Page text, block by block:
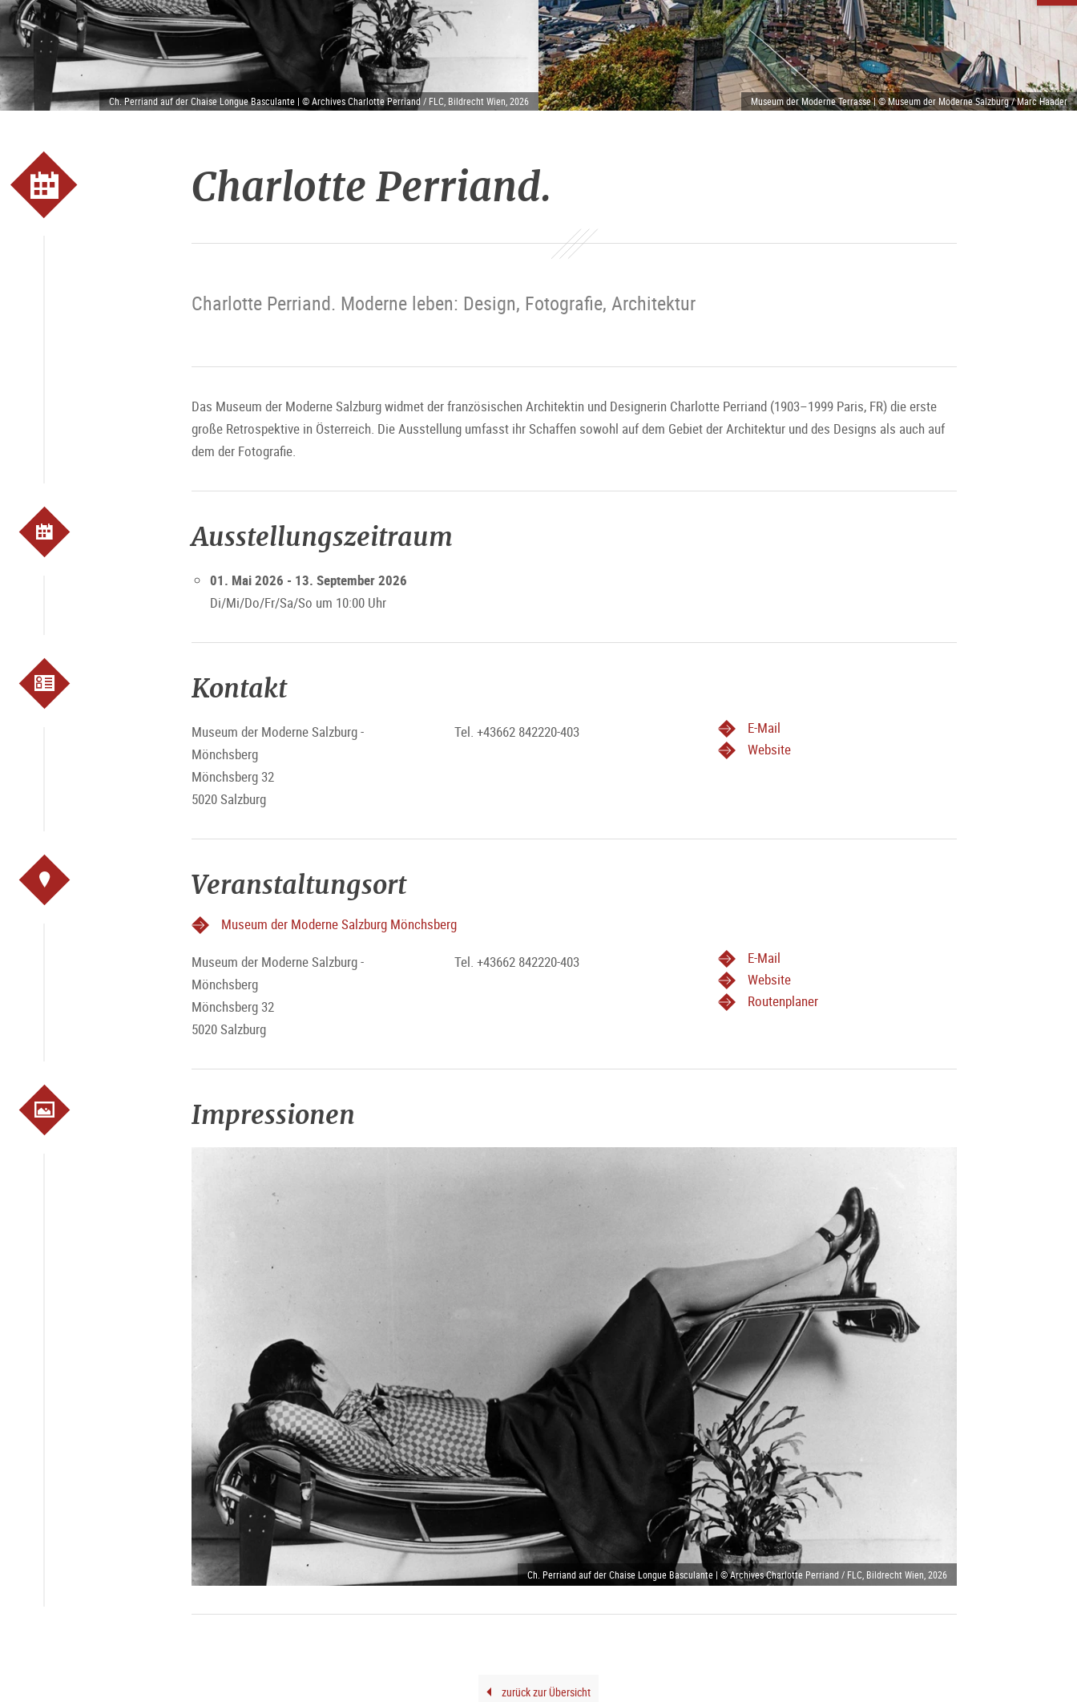
Ch. Perriand auf der Chaise Longue Basculante | © Archives Charlotte Perriand / FLC, Bildrecht Wien, 2026 Museum der Moderne Terrasse | © Museum der Moderne Salzburg / Marc Haader
Charlotte Perriand.
Charlotte Perriand. Moderne leben: Design, Fotografie, Architektur
Das Museum der Moderne Salzburg widmet der französischen Architektin und Designerin Charlotte Perriand (1903–1999 Paris, FR) die erste
große Retrospektive in Österreich. Die Ausstellung umfasst ihr Schaffen sowohl auf dem Gebiet der Architektur und des Designs als auch auf
dem der Fotografie.
Ausstellungszeitraum
01. Mai 2026 - 13. September 2026
Di/Mi/Do/Fr/Sa/So um 10:00 Uhr
Kontakt
Museum der Moderne Salzburg -
Mönchsberg
Mönchsberg 32
5020 Salzburg
Tel. +43662 842220-403
E-Mail
Website
Veranstaltungsort
Museum der Moderne Salzburg Mönchsberg
Museum der Moderne Salzburg -
Mönchsberg
Mönchsberg 32
5020 Salzburg
Tel. +43662 842220-403
E-Mail
Website
Routenplaner
Impressionen
Ch. Perriand auf der Chaise Longue Basculante | © Archives Charlotte Perriand / FLC, Bildrecht Wien, 2026
zurück zur Übersicht